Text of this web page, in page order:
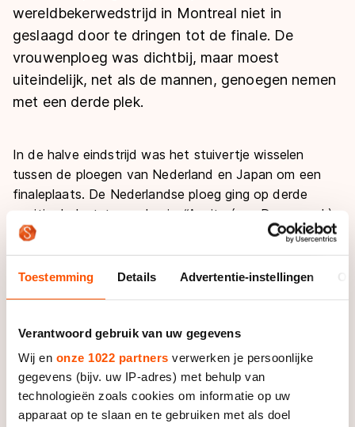
Toestemming Details Advertentie-instellingen
Verantwoord gebruik van uw gegevens
Wij en onze 1022 partners verwerken je persoonlijke
gegevens (bijv. uw IP-adres) met behulp van
technologieën zoals cookies om informatie op uw
apparaat op te slaan en te gebruiken met als doel
Shorttrack
Inlineskaten
Kunstschaatsen
Schoonrijden
Langebaan
Shorttrack
Marathon
Inlineskaten
Tijden & historie
Ranglijsten Langebaan
Persoonlijke records & tijden
De weg op
Inschrijven wedstrijden
Deze zomer de weg op
Waar kan ik schaatsen en skaten?
Alles voor jou als schaatsfan
Evenementen
Tickets
Word schaatsfan!
Olympische Spelen
Olympische Spelen
Medaille overzicht
Medaillespiegel
Olympische uitslagen
Van Jong tot Goud verhalen
wereldbekerwedstrijd in Montreal niet in
geslaagd door te dringen tot de finale. De
vrouwenploeg was dichtbij, maar moest
uiteindelijk, net als de mannen, genoegen nemen
met een derde plek.
In de halve eindstrijd was het stuivertje wisselen
tussen de ploegen van Nederland en Japan om een
finaleplaats. De Nederlandse ploeg ging op derde
positie de laatste rondes in. “Annita (van Doorn, red.)
en ik hadden alle twee meer snelheid, maar die
Japanners rijden zulke krappe lijnen. We konden niet de
ruimte vinden om te passeren”, analyseerde Jorien ter
Ter Mors, Sanne en Yara van Kerkhof aan het kortste
eind. Het team eindigde als derde, China en Japan
plaatsten zich voor de finale.
De Nederlandse mannen, met Sjinkie Knegt, Niels